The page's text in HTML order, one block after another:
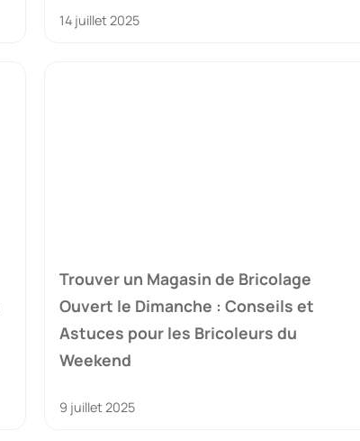
14 juillet 2025
Trouver un Magasin de Bricolage
Ouvert le Dimanche : Conseils et
Astuces pour les Bricoleurs du
Weekend
9 juillet 2025